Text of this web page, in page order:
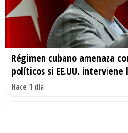
Régimen cubano amenaza
políticos si EE.UU. interviene
Hace 1 día